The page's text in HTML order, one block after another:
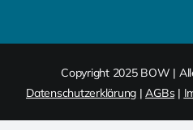
Copyright 2025 BOW |
Datenschutzerklärung |AGBs |